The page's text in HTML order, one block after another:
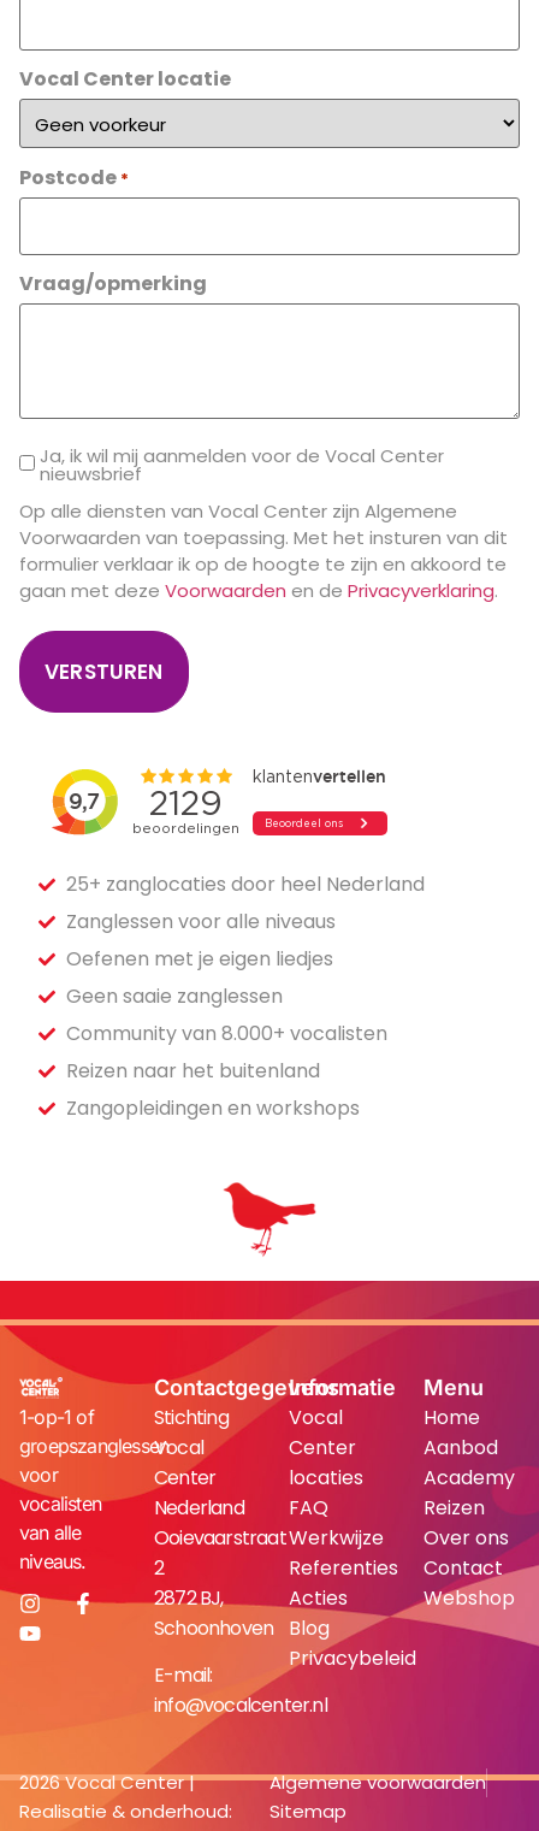
Vocal Center locatie
Postcode *
Vraag/opmerking
Ja, ik wil mij aanmelden voor de Vocal Center
nieuwsbrief
Op alle diensten van Vocal Center zijn Algemene
Voorwaarden van toepassing. Met het insturen van dit
formulier verklaar ik op de hoogte te zijn en akkoord te
gaan met deze Voorwaarden en de Privacyverklaring.
25+ zanglocaties door heel Nederland
Zanglessen voor alle niveaus
Oefenen met je eigen liedjes
Geen saaie zanglessen
Community van 8.000+ vocalisten
Reizen naar het buitenland
Zangopleidingen en workshops
1-op-1 of
groepszanglessen
voor
vocalisten
van alle
niveaus.
Contactgegevens
Stichting
Vocal
Center
Nederland
Ooievaarstraat
2
2872 BJ,
Schoonhoven
E-mail:
info@vocalcenter.nl
Informatie
Vocal
Center
locaties
FAQ
Werkwijze
Referenties
Acties
Blog
Privacybeleid
Menu
Home
Aanbod
Academy
Reizen
Over ons
Contact
Webshop
2026 Vocal Center |
Realisatie & onderhoud:
Algemene voorwaarden
Sitemap